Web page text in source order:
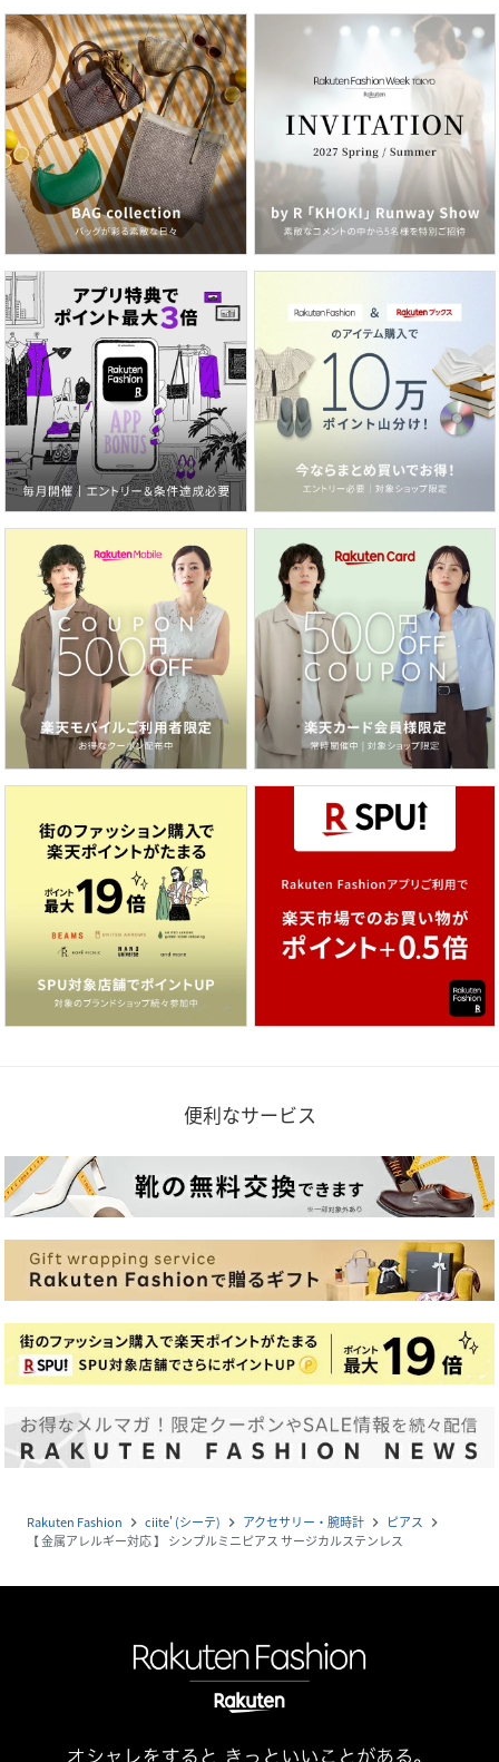
便利なサービス
Rakuten Fashion navigate_next ciite' (シーテ) navigate_next アクセサリー・腕時計 navigate_next ピアス navigate_next
【 金属アレルギー対応 】 シンプルミニピアス サージカルステンレス